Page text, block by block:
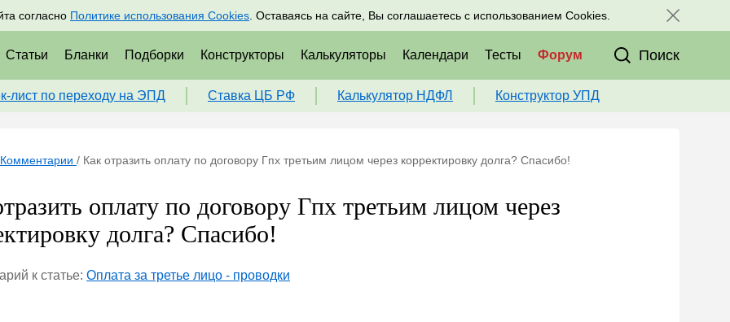
согласно Политике использования Cookies . Оставаясь на сайте, Вы соглашаетесь с использованием Cookies.
Подписаться Присоединяйтесь к нам в соц. сетях:
Статьи Бланки Подборки Конструкторы Калькуляторы Календари Тесты Форум Поиск
лист по переходу на ЭПД Ставка ЦБ РФ Калькулятор НДФЛ Конструктор УПД
Комментарии / Как отразить оплату по договору Гпх третьим лицом через корректировку долга? Спасибо!
оплату по договору Гпх третьим лицом через
долга? Спасибо!
к статье: Оплата за третье лицо - проводки